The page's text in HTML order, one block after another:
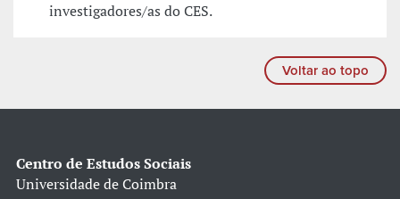
investigadores/as do CES.
Voltar ao topo
Centro de Estudos Sociais
Universidade de Coimbra